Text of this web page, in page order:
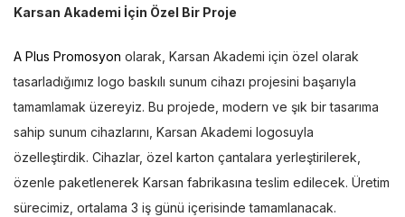
Karsan Akademi İçin Özel Bir Proje
A Plus Promosyon olarak, Karsan Akademi için özel olarak
tasarladığımız logo baskılı sunum cihazı projesini başarıyla
tamamlamak üzereyiz. Bu projede, modern ve şık bir tasarıma
sahip sunum cihazlarını, Karsan Akademi logosuyla
özelleştirdik. Cihazlar, özel karton çantalara yerleştirilerek,
özenle paketlenerek Karsan fabrikasına teslim edilecek. Üretim
sürecimiz, ortalama 3 iş günü içerisinde tamamlanacak.